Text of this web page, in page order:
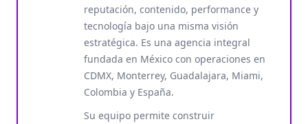
reputación, contenido, performance y
tecnología bajo una misma visión
estratégica. Es una agencia integral
fundada en México con operaciones en
CDMX, Monterrey, Guadalajara, Miami,
Colombia y España.
Su equipo permite construir